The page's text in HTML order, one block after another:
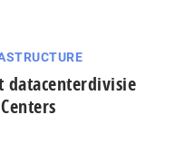
datacenterdivisie